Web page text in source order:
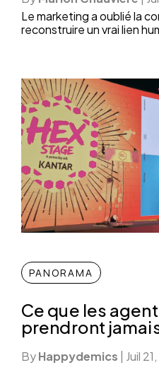
Le marketing a oublié la
reconstruire un vrai lien
PANORAMA
Ce que les
prendront
ByHappydemics | Juil